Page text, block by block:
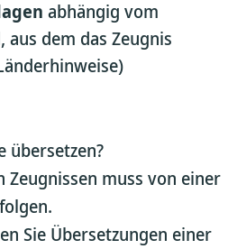
abhängig vom
aus dem das Zeugnis
übersetzen?
Zeugnissen muss von einer
Sie Übersetzungen einer